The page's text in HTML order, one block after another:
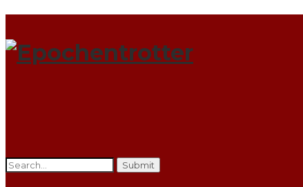
Search
for: